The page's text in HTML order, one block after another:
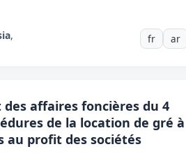
, fr ar
affaires foncières du 4
de la location de gré à
au profit des sociétés